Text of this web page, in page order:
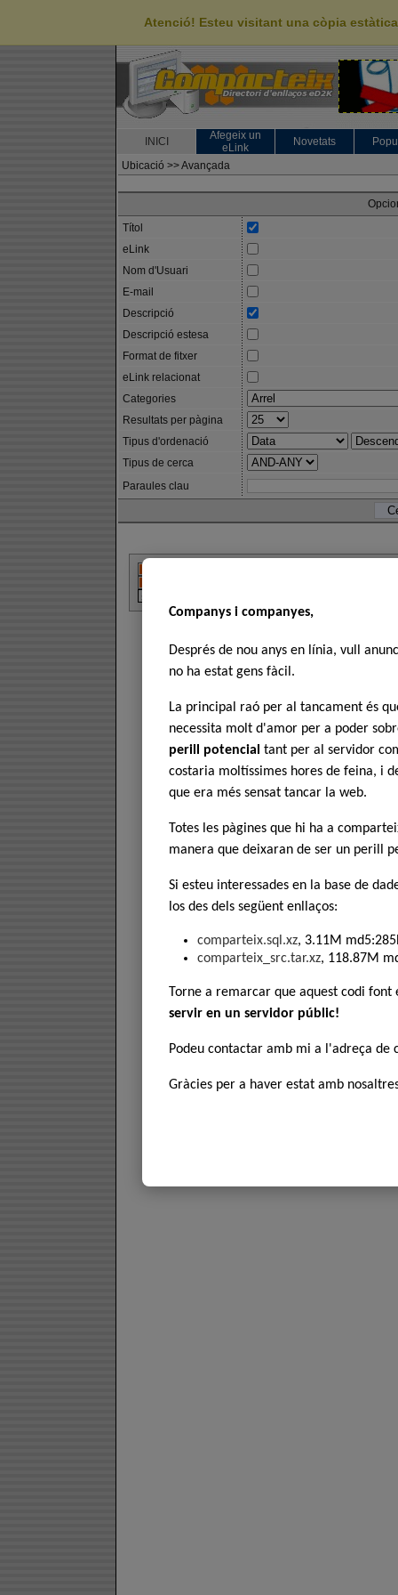
Atenció! Esteu visitant una còpia
INICI
Afegeix un
eLink
Novetats
Ubicació >>Avançada
Títol
eLink
Nom d'Usuari
E-mail
Descripció
Descripció estesa
Format de fitxer
eLink relacionat
Categories
Resultats per pàgina
Tipus d'ordenació
Tipus de cerca
Paraules clau
Companys i companyes,
Després de nou anys en línia, vull
no ha estat gens fàcil.
La principal raó per al tancament és
necessita molt d'amor per a poder
perill potencial tant per al servidor
costaria moltíssimes hores de feina, i
que era més sensat tancar la web.
Totes les pàgines que hi ha a
manera que deixaran de ser un perill
Si esteu interessades en la base de
los des dels següent enllaços:
comparteix.sql.xz, 3.11M
comparteix_src.tar.xz, 118.87M
Torne a remarcar que aquest codi
servir en un servidor públic!
Podeu contactar amb mi a l'adreça de
Gràcies per a haver estat amb